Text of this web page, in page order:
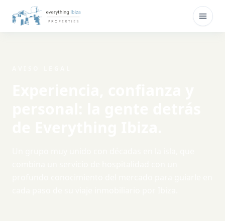
Ir al contenido principal
Abrir